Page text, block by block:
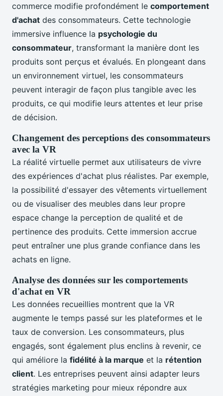
commerce modifie profondément le comportement
d'achat des consommateurs. Cette technologie
immersive influence la psychologie du
consommateur, transformant la manière dont les
produits sont perçus et évalués. En plongeant dans
un environnement virtuel, les consommateurs
peuvent interagir de façon plus tangible avec les
produits, ce qui modifie leurs attentes et leur prise
de décision.
Changement des perceptions des consommateurs
avec la VR
La réalité virtuelle permet aux utilisateurs de vivre
des expériences d'achat plus réalistes. Par exemple,
la possibilité d'essayer des vêtements virtuellement
ou de visualiser des meubles dans leur propre
espace change la perception de qualité et de
pertinence des produits. Cette immersion accrue
peut entraîner une plus grande confiance dans les
achats en ligne.
Analyse des données sur les comportements
d'achat en VR
Les données recueillies montrent que la VR
augmente le temps passé sur les plateformes et le
taux de conversion. Les consommateurs, plus
engagés, sont également plus enclins à revenir, ce
qui améliore la fidélité à la marque et la rétention
client. Les entreprises peuvent ainsi adapter leurs
stratégies marketing pour mieux répondre aux